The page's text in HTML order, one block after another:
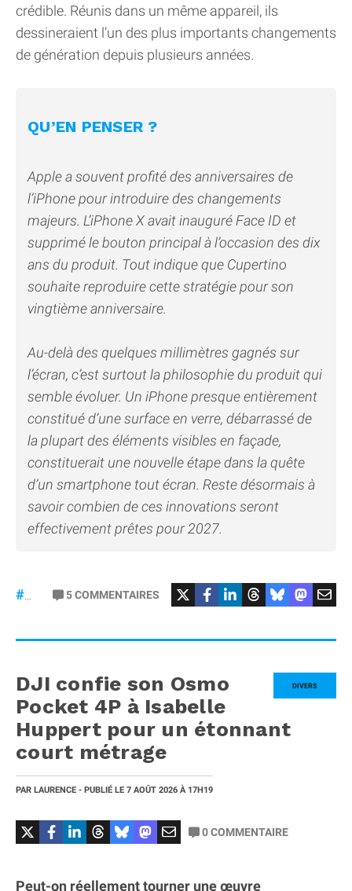
crédible. Réunis dans un même appareil, ils
dessineraient l’un des plus importants changements
de génération depuis plusieurs années.
QU’EN PENSER ?
Apple a souvent profité des anniversaires de
l’iPhone pour introduire des changements
majeurs. L’iPhone X avait inauguré Face ID et
supprimé le bouton principal à l’occasion des dix
ans du produit. Tout indique que Cupertino
souhaite reproduire cette stratégie pour son
vingtième anniversaire.
Au-delà des quelques millimètres gagnés sur
l’écran, c’est surtout la philosophie du produit qui
semble évoluer. Un iPhone presque entièrement
constitué d’une surface en verre, débarrassé de
la plupart des éléments visibles en façade,
constituerait une nouvelle étape dans la quête
d’un smartphone tout écran. Reste désormais à
savoir combien de ces innovations seront
effectivement prêtes pour 2027.
5COMMENTAIRES
DIVERS
DJI confie son Osmo
Pocket 4P à Isabelle
Huppert pour un étonnant
court métrage
PAR LAURENCE - PUBLIÉ LE 7 AOÛT 2026 À 17H19
0COMMENTAIRE
Peut-on réellement tourner une œuvre